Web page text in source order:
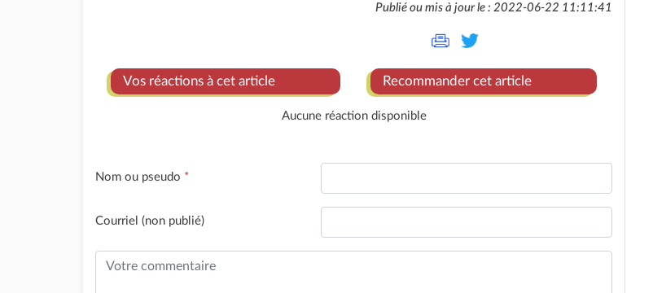
Publié ou mis à jour le : 2022-06-22 11:11:41
Vos réactions à cet article Recommander cet article
Aucune réaction disponible
Nom ou pseudo *
Courriel (non publié)